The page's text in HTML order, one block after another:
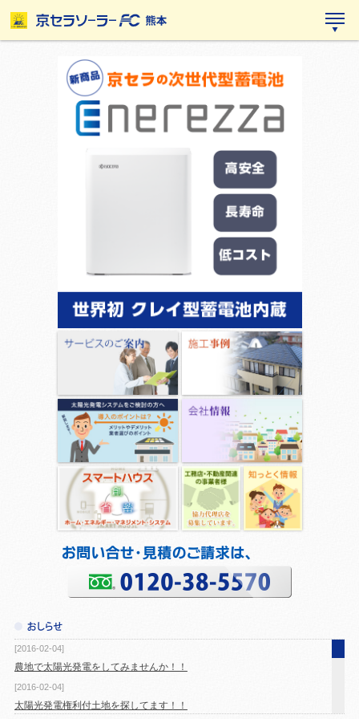
[2016-02-04]
農地で太陽光発電をしてみませんか！！
[2016-02-04]
太陽光発電権利付土地を探してます！！